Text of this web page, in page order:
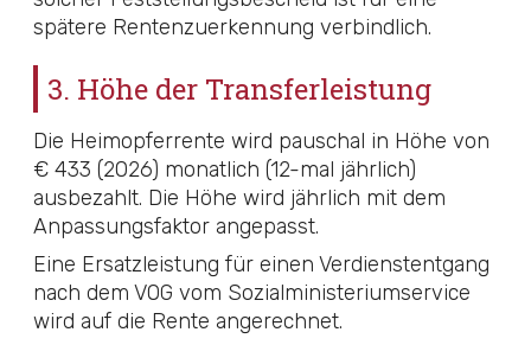
spätere Rentenzuerkennung verbindlich.
3. Höhe der Transferleistung
Die Heimopferrente wird pauschal in Höhe von
€ 433 (2026) monatlich (12-mal jährlich)
ausbezahlt. Die Höhe wird jährlich mit dem
Anpassungsfaktor angepasst.
Eine Ersatzleistung für einen Verdienstentgang
nach dem VOG vom Sozialministeriumservice
wird auf die Rente angerechnet.